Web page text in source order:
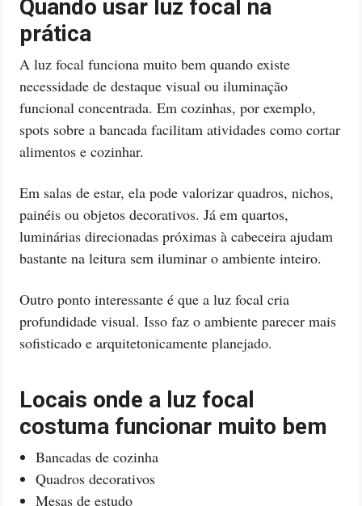
Quando usar luz focal na
prática
A luz focal funciona muito bem quando existe
necessidade de destaque visual ou iluminação
funcional concentrada. Em cozinhas, por exemplo,
spots sobre a bancada facilitam atividades como cortar
alimentos e cozinhar.
Em salas de estar, ela pode valorizar quadros, nichos,
painéis ou objetos decorativos. Já em quartos,
luminárias direcionadas próximas à cabeceira ajudam
bastante na leitura sem iluminar o ambiente inteiro.
Outro ponto interessante é que a luz focal cria
profundidade visual. Isso faz o ambiente parecer mais
sofisticado e arquitetonicamente planejado.
Locais onde a luz focal
costuma funcionar muito bem
Bancadas de cozinha
Quadros decorativos
Mesas de estudo